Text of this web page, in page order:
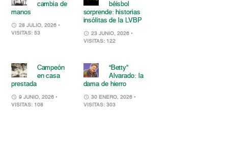
cambia de
manos
28 JULIO, 2026 •
VISITAS: 53
béisbol
sorprende: historias
insólitas de la LVBP
23 JUNIO, 2026 •
VISITAS: 122
Campeón
en casa
prestada
9 JUNIO, 2026 •
VISITAS: 108
“Betty”
Alvarado: la
dama de hierro
30 ENERO, 2026 •
VISITAS: 303